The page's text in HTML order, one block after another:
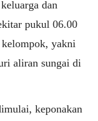
dan
pukul 06.00
yakni
aliran sungai di
keponakan